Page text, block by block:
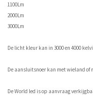
1100Lm
2000Lm
3000Lm
De licht kleur kan in 3000 en 4000
De aansluitsnoer kan met wieland of
De World led is op aanvraag